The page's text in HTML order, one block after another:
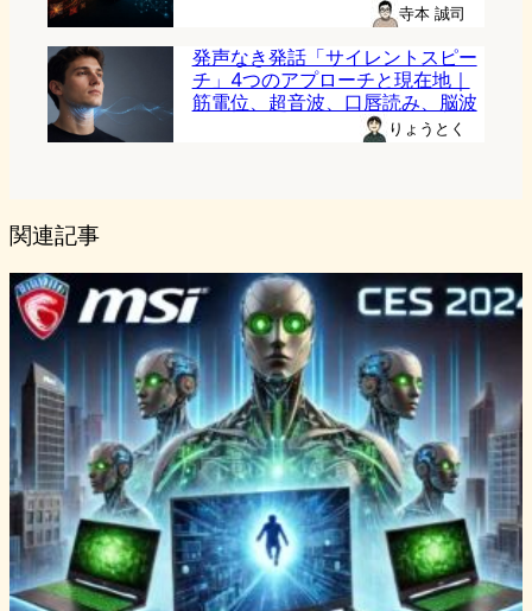
寺本 誠司
発声なき発話「サイレントスピー
チ」4つのアプローチと現在地｜
筋電位、超音波、口唇読み、脳波
りょうとく
関連記事